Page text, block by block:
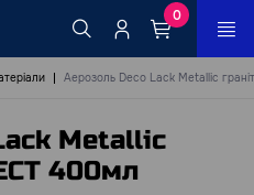
0
Аерозоль Deco Lack Metallic
Metallic
400мл